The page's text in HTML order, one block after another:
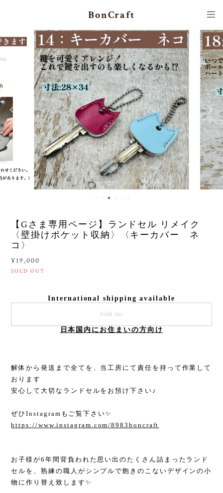
BonCraft
【Gさま専用ページ】ランドセル リメイク
〈壁掛けポケット収納〉〈キーカバー ネ
コ〉
¥19,000
SOLD OUT
International shipping available
Sold out
日本国内にお住まいの方向け
解体から発送まで全てを、当工房にて責任を持って作業して
おります
安心して大切なランドセルをお預け下さい♪
ぜひInstagramもご覧下さい✨
https://www.instagram.com/8983boncraft
お子様が6年間背負われた思い出のたくさん詰まったランド
セルを、熟練の職人がシンプルで飽きのこないデザインの小
物に作り替え致します✨